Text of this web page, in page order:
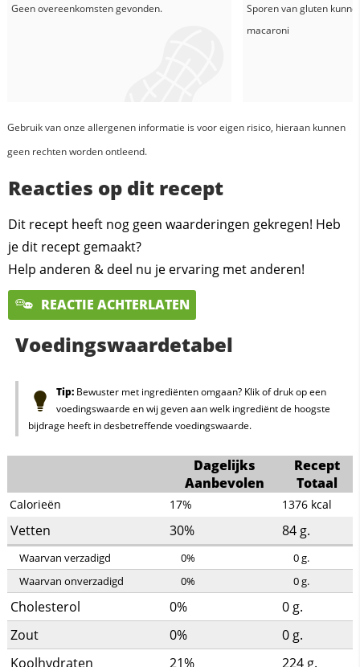
Geen overeenkomsten gevonden.
Sporen van gluten
macaroni
Gebruik van onze allergenen informatie is voor eigen risico, hieraan kunnen
geen rechten worden ontleend.
Reacties op dit recept
Dit recept heeft nog geen waarderingen gekregen! Heb
je dit recept gemaakt?
Help anderen & deel nu je ervaring met anderen!
REACTIE ACHTERLATEN
Voedingswaardetabel
Tip:Bewuster met ingrediënten omgaan? Klik of druk op een
voedingswaarde en wij geven aan welk ingrediënt de hoogste
bijdrage heeft in desbetreffende voedingswaarde.
Dagelijks
Aanbevolen
Recept
Totaal
Calorieën 17% 1376 kcal
Vetten 30% 84g.
Waarvan verzadigd 0% 0g.
Waarvan onverzadigd
0% 0g.
Cholesterol 0% 0g.
Zout
0% 0g.
Koolhydraten
21% 224 g.